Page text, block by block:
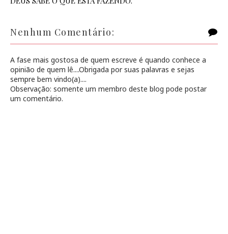
Nenhum Comentário:
A fase mais gostosa de quem escreve é quando conhece a
opinião de quem lê....Obrigada por suas palavras e sejas
sempre bem vindo(a)....
Observação: somente um membro deste blog pode postar
um comentário.